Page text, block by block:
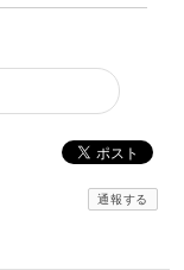
通報する